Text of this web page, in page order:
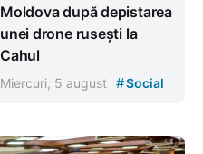
Moldova după depistarea
unei drone rusești la
Cahul
Miercuri, 5 august #Social